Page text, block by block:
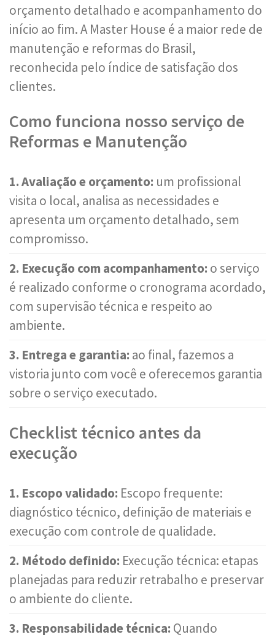
orçamento detalhado e acompanhamento do
início ao fim. A Master House é a maior rede de
manutenção e reformas do Brasil,
reconhecida pelo índice de satisfação dos
clientes.
Como funciona nosso serviço de
Reformas e Manutenção
1. Avaliação e orçamento: um profissional
visita o local, analisa as necessidades e
apresenta um orçamento detalhado, sem
compromisso.
2. Execução com acompanhamento: o serviço
é realizado conforme o cronograma acordado,
com supervisão técnica e respeito ao
ambiente.
3. Entrega e garantia: ao final, fazemos a
vistoria junto com você e oferecemos garantia
sobre o serviço executado.
Checklist técnico antes da
execução
1. Escopo validado: Escopo frequente:
diagnóstico técnico, definição de materiais e
execução com controle de qualidade.
2. Método definido: Execução técnica: etapas
planejadas para reduzir retrabalho e preservar
o ambiente do cliente.
3. Responsabilidade técnica: Quando